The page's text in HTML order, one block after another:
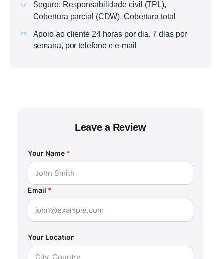
Seguro: Responsabilidade civil (TPL),
Cobertura parcial (CDW), Cobertura total
Apoio ao cliente 24 horas por dia, 7 dias por
semana, por telefone e e-mail
Leave a Review
Your Name *
Email *
Your Location